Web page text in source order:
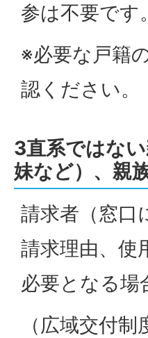
参は不要です
※必要な戸籍
認ください。
3直系ではな
妹など）、親
請求者（窓口
請求理由、使
必要となる場
（広域交付